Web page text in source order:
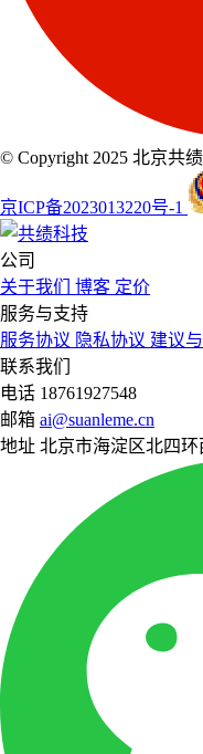
© Copyright 2025 北京共
京ICP备2023013220号-1
公司
关于我们 博客 定价
服务与支持
服务协议 隐私协议 建议
联系我们
电话 18761927548
邮箱 ai@suanleme.cn
地址 北京市海淀区北四